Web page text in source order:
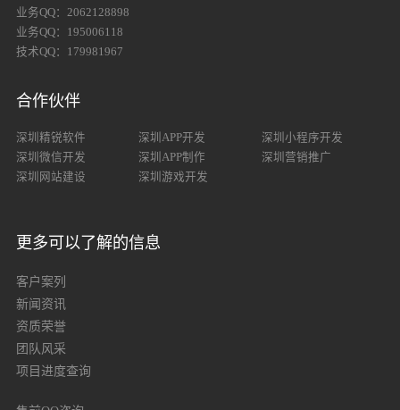
业务QQ：2062128898
业务QQ：195006118
技术QQ：179981967
合作伙伴
深圳精锐软件 深圳APP开发
深圳小程序开发
深圳微信开发
深圳APP制作
深圳营销推广
深圳网站建设
深圳游戏开发
更多可以了解的信息
客户案列
新闻资讯
资质荣誉
团队风采
项目进度查询